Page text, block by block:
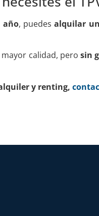
año, puedesalquilar
calidad, pero sin
y renting,